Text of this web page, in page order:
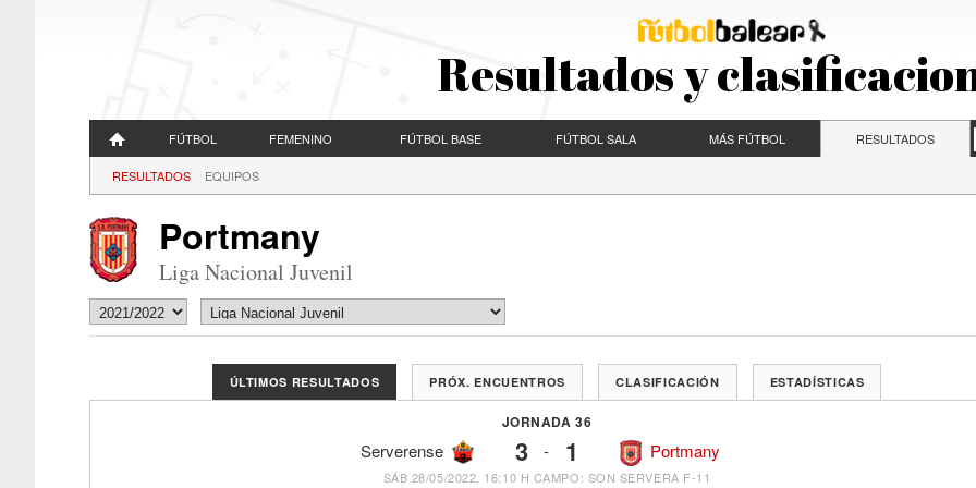
Resultados y
FÚTBOL FEMENINO FÚTBOL BASE FÚTBOL SALA MÁS FÚTBOL RESULTADOS
RESULTADOS EQUIPOS
Portmany
Liga Nacional Juvenil
ÚLTIMOS RESULTADOS PRÓX. ENCUENTROS CLASIFICACIÓN ESTADÍSTICAS
JORNADA 36
Serverense 3 - Portmany
1
SÁB 28/05/2022, 16:10 H CAMPO: SON SERVERA F-11